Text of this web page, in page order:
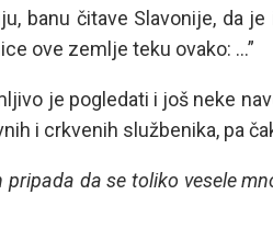
banu čitave Slavonije, da
ove zemlje teku ovako: …”
je pogledati i još neke
i crkvenih službenika, pa
pripada da se toliko vesele